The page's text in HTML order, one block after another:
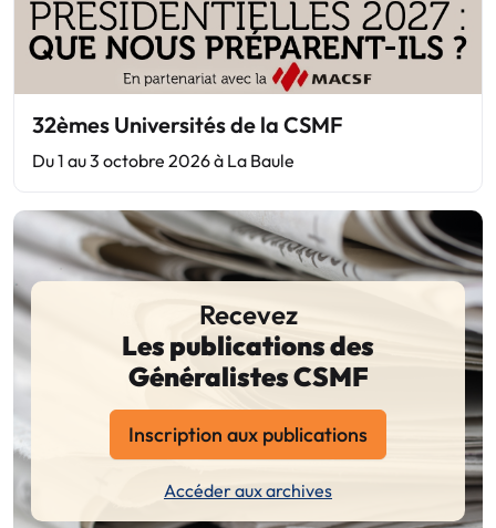
32èmes Universités de la CSMF
Du 1 au 3 octobre 2026 à La Baule
Recevez
Les publications des
Généralistes CSMF
Inscription aux publications
Accéder aux archives